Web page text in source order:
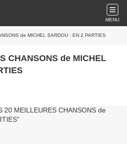
MENU
de MICHEL SARDOU : EN 2 PARTIES
CHANSONS de MICHEL